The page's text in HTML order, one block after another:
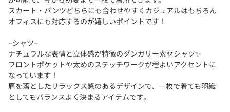
スカート・パンツどちらにも合わせやすくカジュアルはもちろん
オフィスにも対応するのが嬉しいポイントです！
−シャツ−
ナチュラルな表情と立体感が特徴のダンガリー素材シャツ✨
フロントポケットや太めのステッチワークが程よいアクセントに
なっています！
肩を落としたリラックス感のあるデザインで、一枚で着ても羽織
としてもバランスよく決まるアイテムです。